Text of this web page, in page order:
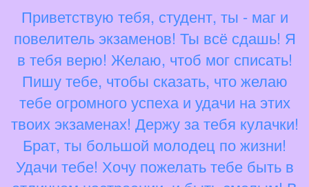
Приветствую тебя, студент, ты - маг и
повелитель экзаменов! Ты всё сдашь! Я
в тебя верю! Желаю, чтоб мог списать!
Пишу тебе, чтобы сказать, что желаю
тебе огромного успеха и удачи на этих
твоих экзаменах! Держу за тебя кулачки!
Брат, ты большой молодец по жизни!
Удачи тебе! Хочу пожелать тебе быть в